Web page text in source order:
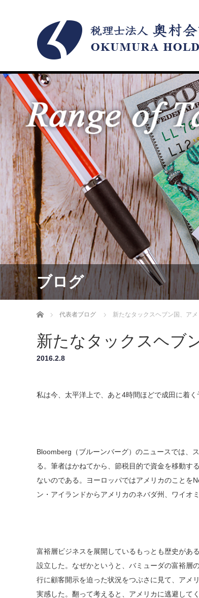
ブログ
ホーム 代表者ブログ 新たなタックスヘブン国、アメ
新たなタックスヘブ
2016.2.8
私は今、太平洋上で、あと4時間ほどで成田に着く
Bloomberg（ブルーンバーグ）のニュースでは、
る。筆者はかねてから、節税目的で資金を移動す
ないのである。ヨーロッパではアメリカのことを
ン・アイランドからアメリカのネバダ州、ワイオ
富裕層ビジネスを展開しているもっとも歴史があ
設立した。なぜかというと、バミューダの富裕層
行に顧客開示を迫った状況をつぶさに見て、アメ
実感した。翻って考えると、アメリカに逃避して